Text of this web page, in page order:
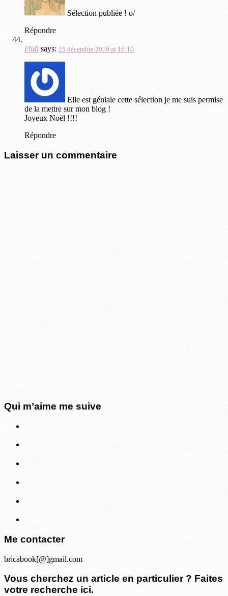
Sélection publiée ! o/
Répondre
Didi says: 25 décembre 2010 at 16:10
Elle est géniale cette sélection je me suis permise
de la mettre sur mon blog !
Joyeux Noël !!!!
Répondre
Laisser un commentaire
Qui m’aime me suive
Me contacter
bricabook[@]gmail.com
Vous cherchez un article en particulier ? Faites
votre recherche ici.